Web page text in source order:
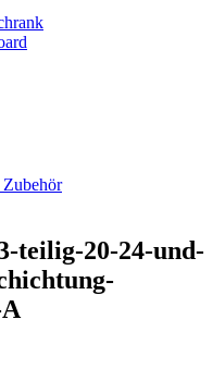
teilig-20-24-und-